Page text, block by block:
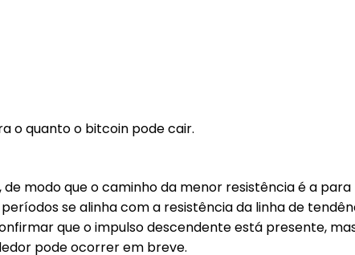
o quanto o bitcoin pode cair.
modo que o caminho da menor resistência é a
se alinha com a resistência da linha de
que o impulso descendente está presente,
pode ocorrer em breve.